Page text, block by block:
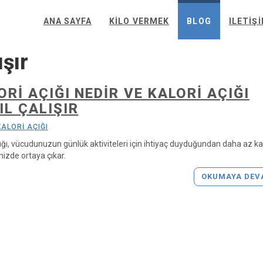
ANA SAYFA KILO VERMEK BLOG
AÇIĞI NEDIR VE KALORI AÇIĞI
ÇALIŞIR
AÇIĞI
vücudunuzun günlük aktiviteleri için ihtiyaç duyduğundan daha az
ortaya çıkar.
OKUMAYA